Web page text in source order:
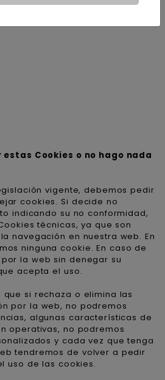
estas Cookies o no hago nada
vigente, debemos pedir
cookies. Si decide no
indicando su no conformidad,
técnicas, ya que son
navegación en nuestra web. En
ninguna cookie. En caso de
la web sin denegar su
acepta el uso.
si rechaza o elimina las
por la web, no podremos
algunas características de
operativas, no podremos
y cada vez que tenga
tendremos de volver a pedir
uso de las cookies.